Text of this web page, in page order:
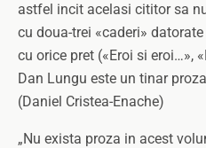
astfel incit acelasi cititor sa
cu doua-trei «caderi»
cu orice pret («Eroi si eroi…»,
Dan Lungu este un tinar
(Daniel Cristea-Enache)
„Nu exista proza in acest